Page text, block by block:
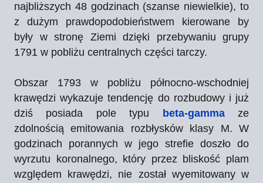
najbliższych 48 godzinach (szanse niewielkie), to
z dużym prawdopodobieństwem kierowane by
były w stronę Ziemi dzięki przebywaniu grupy
1791 w pobliżu centralnych części tarczy.
Obszar 1793 w pobliżu północno-wschodniej
krawędzi wykazuje tendencję do rozbudowy i już
dziś posiada pole typu
beta-gammaze
zdolnością emitowania rozbłysków klasy M. W
godzinach porannych w jego strefie doszło do
wyrzutu koronalnego, który przez bliskość plam
względem krawędzi, nie został wyemitowany w